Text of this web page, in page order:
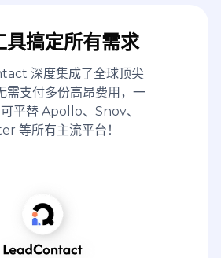
具搞定所有需求
深度集成了全球顶尖
需支付多份高昂费用，一
平替 Apollo、Snov、
等所有主流平台！